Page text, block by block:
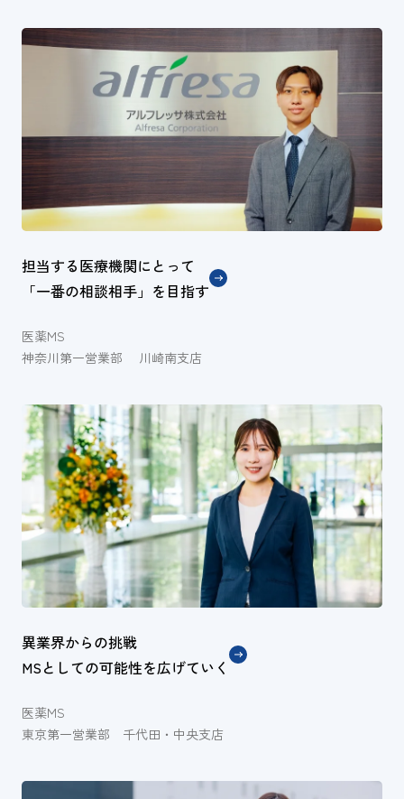
担当する医療機関にとって
「一番の相談相手」を目指す
医薬MS
神奈川第一営業部 川崎南支店
異業界からの挑戦
MSとしての可能性を広げていく
医薬MS
東京第一営業部 千代田・中央支店